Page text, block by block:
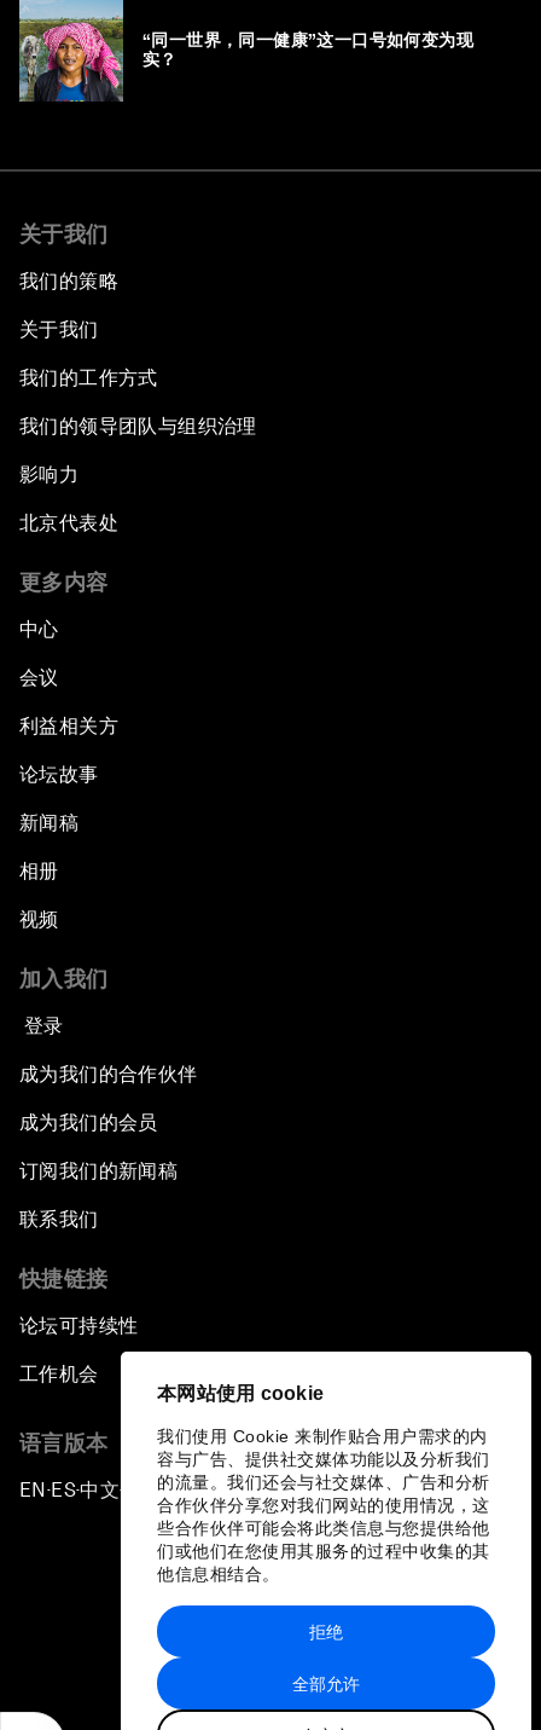
本网站使用 cookie
我们使用 Cookie 来制作贴合用户需求的内
容与广告、提供社交媒体功能以及分析我们
的流量。我们还会与社交媒体、广告和分析
合作伙伴分享您对我们网站的使用情况，这
些合作伙伴可能会将此类信息与您提供给他
们或他们在您使用其服务的过程中收集的其
他信息相结合。
全部允许
拒绝
“同一世界，同一健康”这一口号如何变为现
实？
关于我们
我们的策略
关于我们
我们的工作方式
我们的领导团队与组织治理
影响力
北京代表处
更多内容
中心
会议
利益相关方
论坛故事
新闻稿
相册
视频
加入我们
登录
成为我们的合作伙伴
成为我们的会员
订阅我们的新闻稿
联系我们
快捷链接
论坛可持续性
工作机会
语言版本
EN ▪ ES▪中文▪ 日本語
站点地图